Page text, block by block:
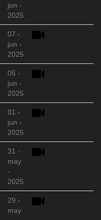
jun -
2025
07 -
jun -
2025
05 -
jun -
2025
01 -
jun -
2025
31 -
may
-
2025
29 -
may